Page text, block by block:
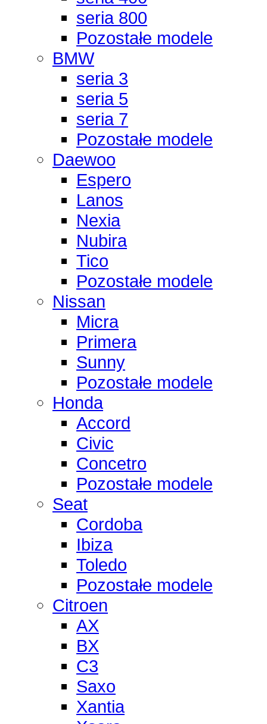
seria 800
Pozostałe modele
BMW
seria 3
seria 5
seria 7
Pozostałe modele
Daewoo
Espero
Lanos
Nexia
Nubira
Tico
Pozostałe modele
Nissan
Micra
Primera
Sunny
Pozostałe modele
Honda
Accord
Civic
Concetro
Pozostałe modele
Seat
Cordoba
Ibiza
Toledo
Pozostałe modele
Citroen
AX
BX
C3
Saxo
Xantia